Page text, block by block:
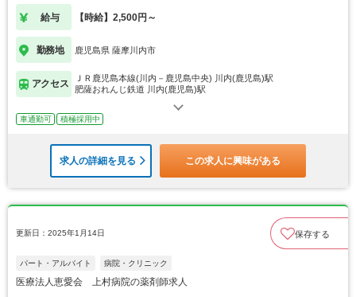
給与 【時給】2,500円～
勤務地 鹿児島県 薩摩川内市
アクセス
ＪＲ鹿児島本線(川内－鹿児島中央) 川内(鹿児島)駅
肥薩おれんじ鉄道 川内(鹿児島)駅
車通勤可 積極採用中
求人の詳細を見る この求人に興味がある
更新日：2025年1月14日 保存する
パート・アルバイト 病院・クリニック
医療法人恵愛会 上村病院の薬剤師求人